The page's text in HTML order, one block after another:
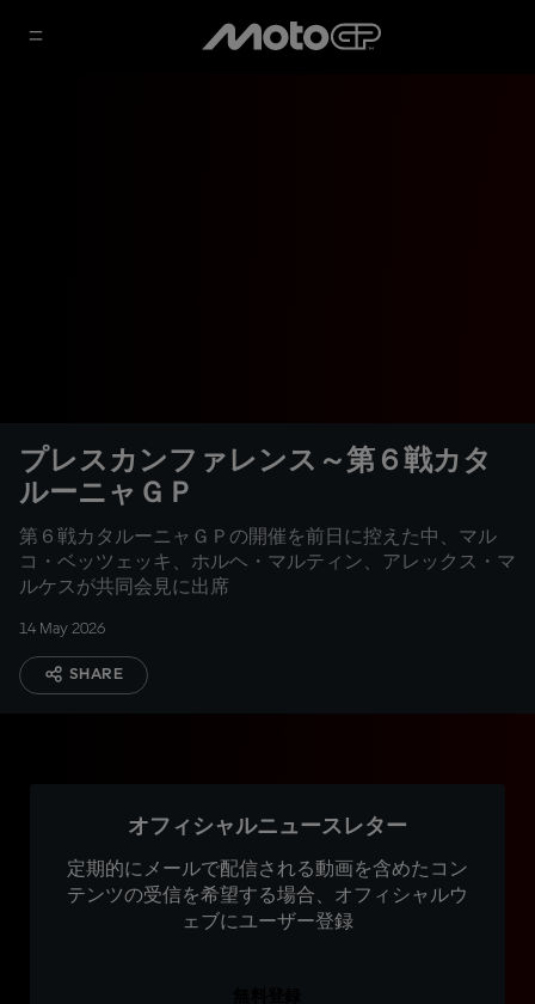
プレスカンファレンス～第６戦カタ
ルーニャＧＰ
第６戦カタルーニャＧＰの開催を前日に控えた中、マル
コ・ベッツェッキ、ホルヘ・マルティン、アレックス・マ
ルケスが共同会見に出席
14 May 2026
SHARE
オフィシャルニュースレター
定期的にメールで配信される動画を含めたコン
テンツの受信を希望する場合、オフィシャルウ
ェブにユーザー登録